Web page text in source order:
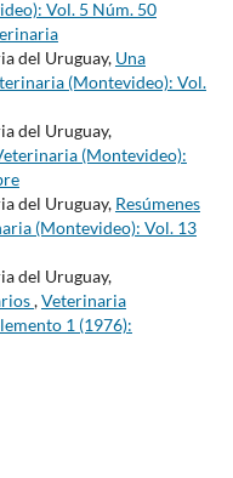
Vol. 5 Núm. 50
del Uruguay, Una
(Montevideo): Vol.
del Uruguay,
(Montevideo):
del Uruguay, Resúmenes
(Montevideo): Vol. 13
del Uruguay,
,Veterinaria
1 (1976):